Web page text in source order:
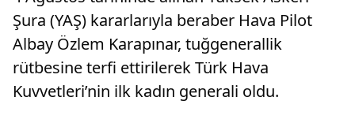
Şura (YAŞ) kararlarıyla beraber Hava Pilot
Albay Özlem Karapınar, tuğgenerallik
rütbesine terfi ettirilerek Türk Hava
Kuvvetleri’nin ilk kadın generali oldu.